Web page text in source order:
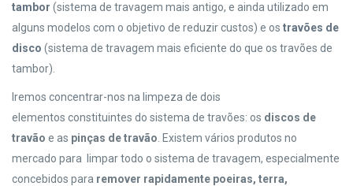
tambor (sistema de travagem mais antigo, e ainda utilizado em
alguns modelos com o objetivo de reduzir custos) e os travões de
disco (sistema de travagem mais eficiente do que os travões de
tambor).
Iremos concentrar-nos na limpeza de dois
elementos constituintes do sistema de travões: os discos de
travão e as pinças de travão . Existem vários produtos no
mercado para limpar todo o sistema de travagem, especialmente
concebidos para remover rapidamente poeiras, terra,